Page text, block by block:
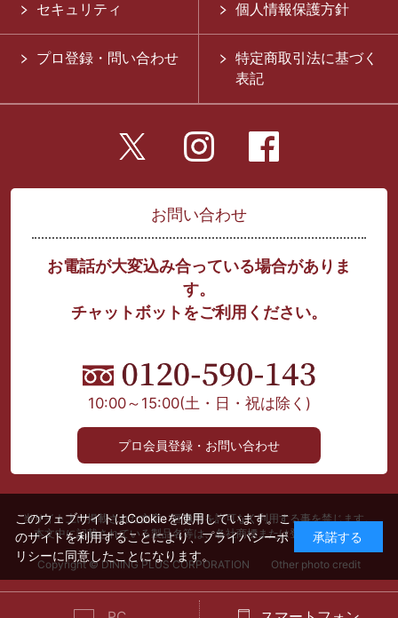
セキュリティ 個人情報保護方針
プロ登録・問い合わせ
特定商取引法に基づく
表記
お問い合わせ
お電話が大変込み合っている場合がありま
す。
チャットボットをご利用ください。
10:00～15:00(土・日・祝は除く)
プロ会員登録・お問い合わせ
当サイト上に掲載された文章、画像等を許可なく利用する事を禁じます。
本文中に記載されている製品名等は、各社商標または登録商標です。
Copyright © DINING PLUS CORPORATION Other photo credit
このウェブサイトはCookieを使用しています。こ
のサイトを利用することにより、プライバシーポ
リシーに同意したことになります。
承諾する